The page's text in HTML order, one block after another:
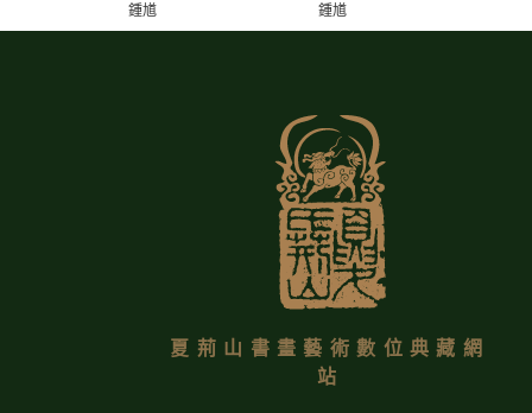
鍾馗 鍾馗
夏荊山書畫藝術數位典藏網
站